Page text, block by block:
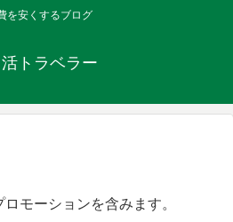
を安くするブログ
トラベラー
モーションを含みます。